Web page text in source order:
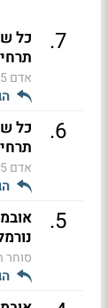
7
.
כל
אדם
6
.
כל
אדם
5
.
סוחר